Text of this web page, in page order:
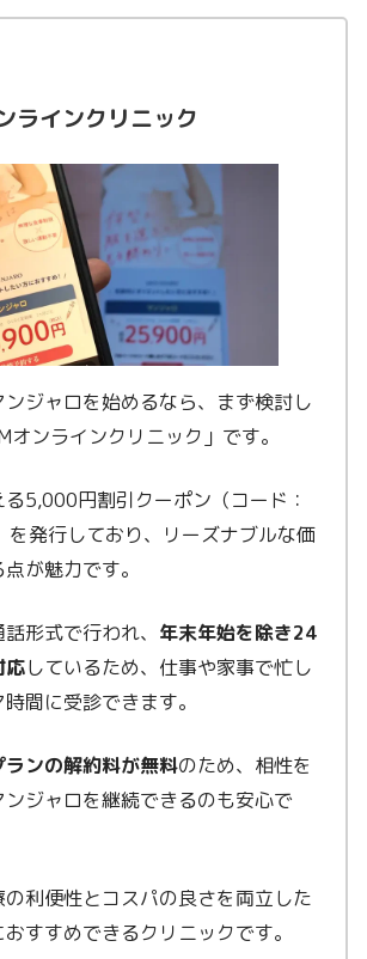
ラインクリニック
ジャロを始めるなら、まず検討し
オンラインクリニック」です。
5,000円割引クーポン（コード：
発行しており、リーズナブルな価
が魅力です。
形式で行われ、 年末年始を除き24
応しているため、仕事や家事で忙し
間に受診できます。
ランの解約料が無料のため、相性を
ジャロを継続できるのも安心で
利便性とコスパの良さを両立した
すすめできるクリニックです。